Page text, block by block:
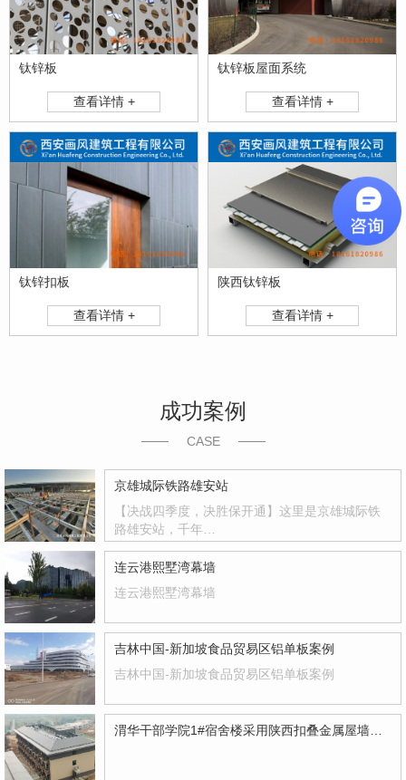
钛锌板
查看详情 +
钛锌板屋面系统
查看详情 +
钛锌扣板
查看详情 +
陕西钛锌板
查看详情 +
成功案例
CASE
京雄城际铁路雄安站
【决战四季度，决胜保开通】这里是京雄城际铁
路雄安站，千年…
连云港熙墅湾幕墙
连云港熙墅湾幕墙
吉林中国-新加坡食品贸易区铝单板案例
吉林中国-新加坡食品贸易区铝单板案例